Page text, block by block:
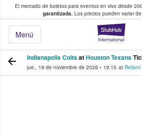
El mercado de boletos para eventos en vivo desde
garantizada. Los precios pueden variar
Menú
fans compran y
Indianapolis ColtsatHouston Texans
jue., 19 de noviembre de 2026 • 19:15 at